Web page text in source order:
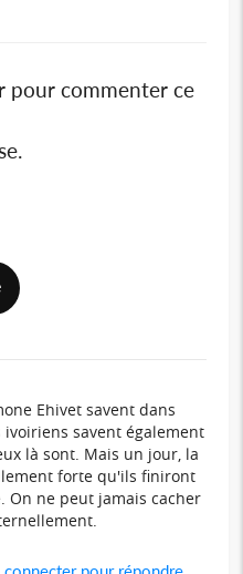
pour commenter ce
Ehivet savent dans
ivoiriens savent également
là sont. Mais un jour, la
forte qu'ils finiront
On ne peut jamais cacher